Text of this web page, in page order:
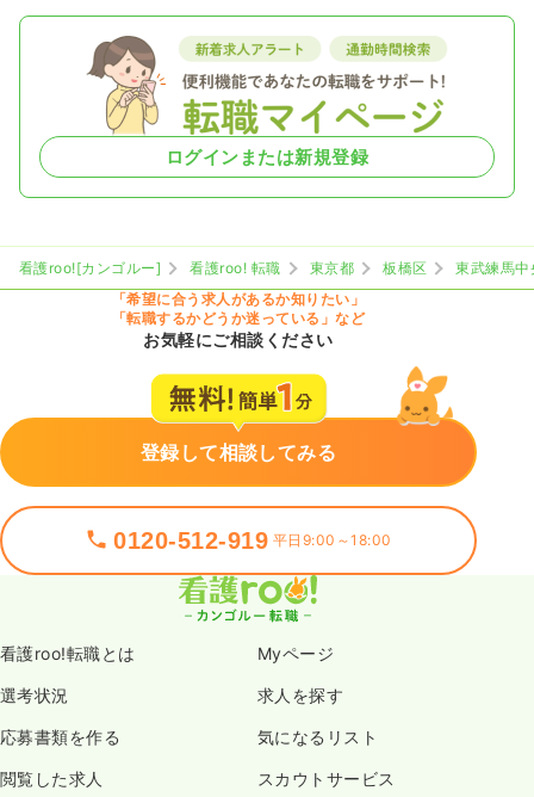
ログインまたは新規登録
看護roo![カンゴルー] 看護roo! 転職 東京都 板橋区
東武練馬中
「希望に合う求人があるか知りたい」
「転職するかどうか迷っている」など
お気軽にご相談ください
登録して相談してみる
0120-512-919 平日9:00～18:00
看護roo!転職とは Myページ
選考状況 求人を探す
応募書類を作る 気になるリスト
閲覧した求人 スカウトサービス